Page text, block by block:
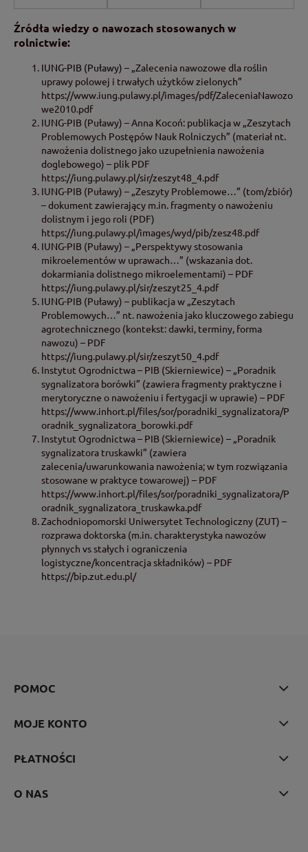
Źródła wiedzy o nawozach stosowanych w
rolnictwie:
IUNG-PIB (Puławy) – „Zalecenia nawozowe dla roślin
uprawy polowej i trwałych użytków zielonych”
https://www.iung.pulawy.pl/images/pdf/ZaleceniaNawozo
we2010.pdf
IUNG-PIB (Puławy) – Anna Kocoń: publikacja w „Zeszytach
Problemowych Postępów Nauk Rolniczych” (materiał nt.
nawożenia dolistnego jako uzupełnienia nawożenia
doglebowego) – plik PDF
https://iung.pulawy.pl/sir/zeszyt48_4.pdf
IUNG-PIB (Puławy) – „Zeszyty Problemowe…” (tom/zbiór)
– dokument zawierający m.in. fragmenty o nawożeniu
dolistnym i jego roli (PDF)
https://iung.pulawy.pl/images/wyd/pib/zesz48.pdf
IUNG-PIB (Puławy) – „Perspektywy stosowania
mikroelementów w uprawach…” (wskazania dot.
dokarmiania dolistnego mikroelementami) – PDF
https://iung.pulawy.pl/sir/zeszyt25_4.pdf
IUNG-PIB (Puławy) – publikacja w „Zeszytach
Problemowych…” nt. nawożenia jako kluczowego zabiegu
agrotechnicznego (kontekst: dawki, terminy, forma
nawozu) – PDF
https://iung.pulawy.pl/sir/zeszyt50_4.pdf
Instytut Ogrodnictwa – PIB (Skierniewice) – „Poradnik
sygnalizatora borówki” (zawiera fragmenty praktyczne i
merytoryczne o nawożeniu i fertygacji w uprawie) – PDF
https://www.inhort.pl/files/sor/poradniki_sygnalizatora/P
oradnik_sygnalizatora_borowki.pdf
Instytut Ogrodnictwa – PIB (Skierniewice) – „Poradnik
sygnalizatora truskawki” (zawiera
zalecenia/uwarunkowania nawożenia; w tym rozwiązania
stosowane w praktyce towarowej) – PDF
https://www.inhort.pl/files/sor/poradniki_sygnalizatora/P
oradnik_sygnalizatora_truskawka.pdf
Zachodniopomorski Uniwersytet Technologiczny (ZUT) –
rozprawa doktorska (m.in. charakterystyka nawozów
płynnych vs stałych i ograniczenia
logistyczne/koncentracja składników) – PDF
https://bip.zut.edu.pl/
POMOC
MOJE KONTO
PŁATNOŚCI
O NAS